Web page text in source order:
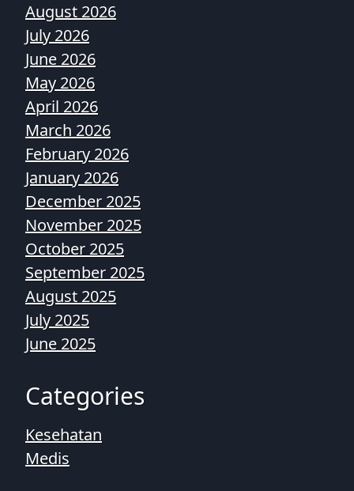
August 2026
July 2026
June 2026
May 2026
April 2026
March 2026
February 2026
January 2026
December 2025
November 2025
October 2025
September 2025
August 2025
July 2025
June 2025
Categories
Kesehatan
Medis